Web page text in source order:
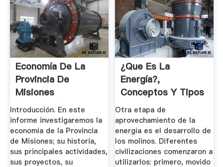
Economía De La
Provincia De
Misiones
(Argentina)
Introducción. En este
informe investigaremos la
economía de la Provincia
de Misiones; su historia,
sus principales actividades,
sus proyectos, su
¿Que Es La
Energía?,
Conceptos Y Tipos
De Energía. .
Otra etapa de
aprovechamiento de la
energía es el desarrollo de
los molinos. Diferentes
civilizaciones comenzaron a
utilizarlos: primero, movido